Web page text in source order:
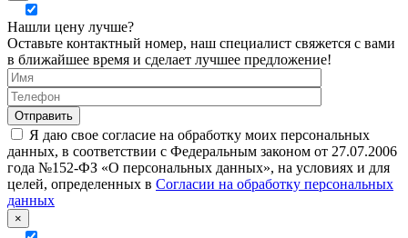
Нашли цену лучше?
Оставьте контактный номер, наш специалист свяжется с вами
в ближайшее время и сделает лучшее предложение!
Я даю свое согласие на обработку моих персональных
данных, в соответствии с Федеральным законом от 27.07.2006
года №152-ФЗ «О персональных данных», на условиях и для
целей, определенных в Согласии на обработку персональных
данных
×